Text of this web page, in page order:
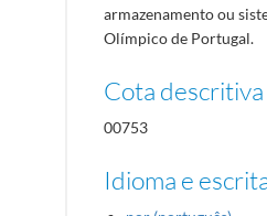
armazenamento ou
Olímpico de Portugal.
Cota descritiva
00753
Idioma e